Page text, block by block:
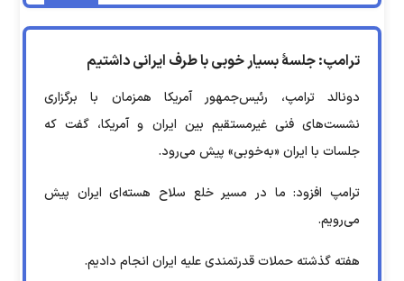
ترامپ: جلسۀ بسیار خوبی با طرف ایرانی داشتیم
دونالد ترامپ، رئیس‌جمهور آمریکا همزمان با برگزاری
نشست‌های فنی غیرمستقیم بین ایران و آمریکا، گفت که
جلسات با ایران «به‌خوبی» پیش می‌رود.
ترامپ افزود: ما در مسیر خلع سلاح هسته‌ای ایران پیش
می‌رویم.
هفته گذشته حملات قدرتمندی علیه ایران انجام دادیم.